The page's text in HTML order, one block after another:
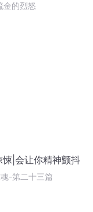
金的烈怒
悚|会让你精神颤抖
-第二十三篇